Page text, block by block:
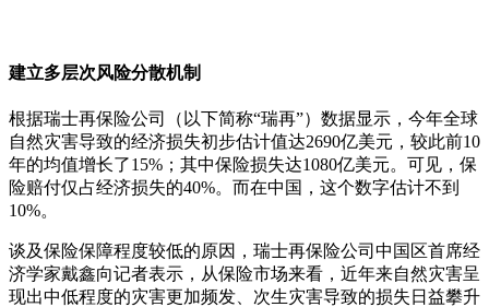
建立多层次风险分散机制
根据瑞士再保险公司（以下简称“瑞再”）数据显示，今年全球
自然灾害导致的经济损失初步估计值达2690亿美元，较此前10
年的均值增长了15%；其中保险损失达1080亿美元。可见，保
险赔付仅占经济损失的40%。而在中国，这个数字估计不到
10%。
谈及保险保障程度较低的原因，瑞士再保险公司中国区首席经
济学家戴鑫向记者表示，从保险市场来看，近年来自然灾害呈
现出中低程度的灾害更加频发、次生灾害导致的损失日益攀升